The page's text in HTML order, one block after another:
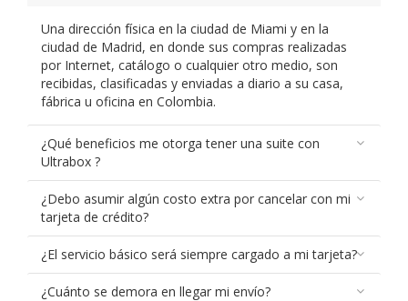
Una dirección física en la ciudad de Miami y en la
ciudad de Madrid, en donde sus compras realizadas
por Internet, catálogo o cualquier otro medio, son
recibidas, clasificadas y enviadas a diario a su casa,
fábrica u oficina en Colombia.
¿Qué beneficios me otorga tener una suite con
Ultrabox ?
¿Debo asumir algún costo extra por cancelar con mi
tarjeta de crédito?
¿El servicio básico será siempre cargado a mi tarjeta?
¿Cuánto se demora en llegar mi envío?